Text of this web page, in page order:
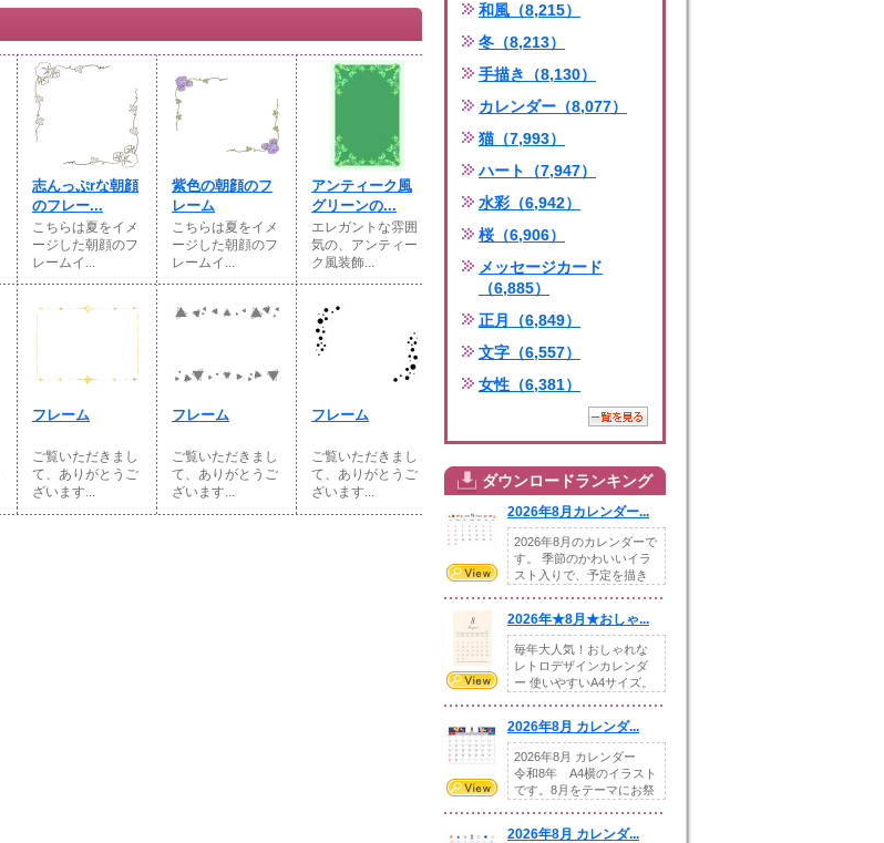
志んっぷrな朝顔
のフレー...
こちらは夏をイメ
ージした朝顔のフ
レームイ...
紫色の朝顔のフ
レーム
こちらは夏をイメ
ージした朝顔のフ
レームイ...
アンティーク風
グリーンの...
エレガントな雰囲
気の、アンティー
ク風装飾...
フレーム
ご覧いただきまし
て、ありがとうご
ざいます...
フレーム
ご覧いただきまし
て、ありがとうご
ざいます...
フレーム
ご覧いただきまし
て、ありがとうご
ざいます...
和風（8,215）
冬（8,213）
手描き（8,130）
カレンダー（8,077）
猫（7,993）
ハート（7,947）
水彩（6,942）
桜（6,906）
メッセージカード
（6,885）
正月（6,849）
文字（6,557）
女性（6,381）
ダウンロードランキング
2026年8月カレンダー...
2026年8月のカレンダーで
す。 季節のかわいいイラ
スト入りで、予定を描き
2026年★8月★おしゃ...
毎年大人気！おしゃれな
レトロデザインカレンダ
ー 使いやすいA4サイズ。
2026年8月 カレンダ...
2026年8月 カレンダー
令和8年 A4横のイラスト
です。8月をテーマにお祭
2026年8月 カレンダ...